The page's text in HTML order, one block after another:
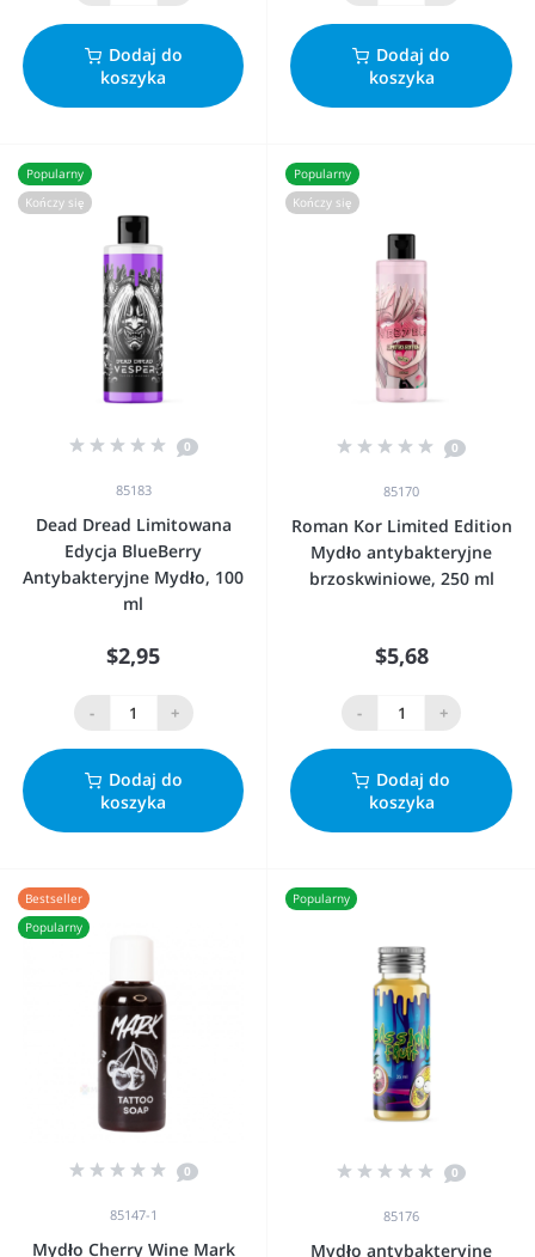
Dodaj do
koszyka
Dodaj do
koszyka
Popularny
Kończy się
0
85183
Dead Dread Limitowana
Edycja BlueBerry
Antybakteryjne Mydło, 100
ml
$2,95
- +
Dodaj do
koszyka
Popularny
Kończy się
0
85170
Roman Kor Limited Edition
Mydło antybakteryjne
brzoskwiniowe, 250 ml
$5,68
- +
Dodaj do
koszyka
Bestseller
Popularny
0
85147-1
Mydło Cherry Wine Mark
Popularny
0
85176
Mydło antybakteryjne